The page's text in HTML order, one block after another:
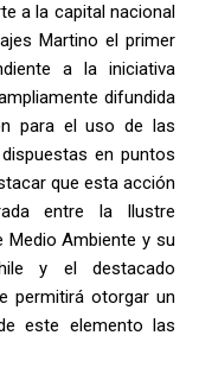
a la capital nacional
Martino el primer
a la iniciativa
difundida
para el uso de las
en puntos
que esta acción
entre la Ilustre
Medio Ambiente y su
y el destacado
permitirá otorgar un
este elemento las